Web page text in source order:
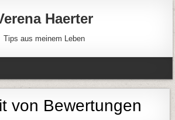
Haerter
Tips aus meinem Leben
von Bewertungen